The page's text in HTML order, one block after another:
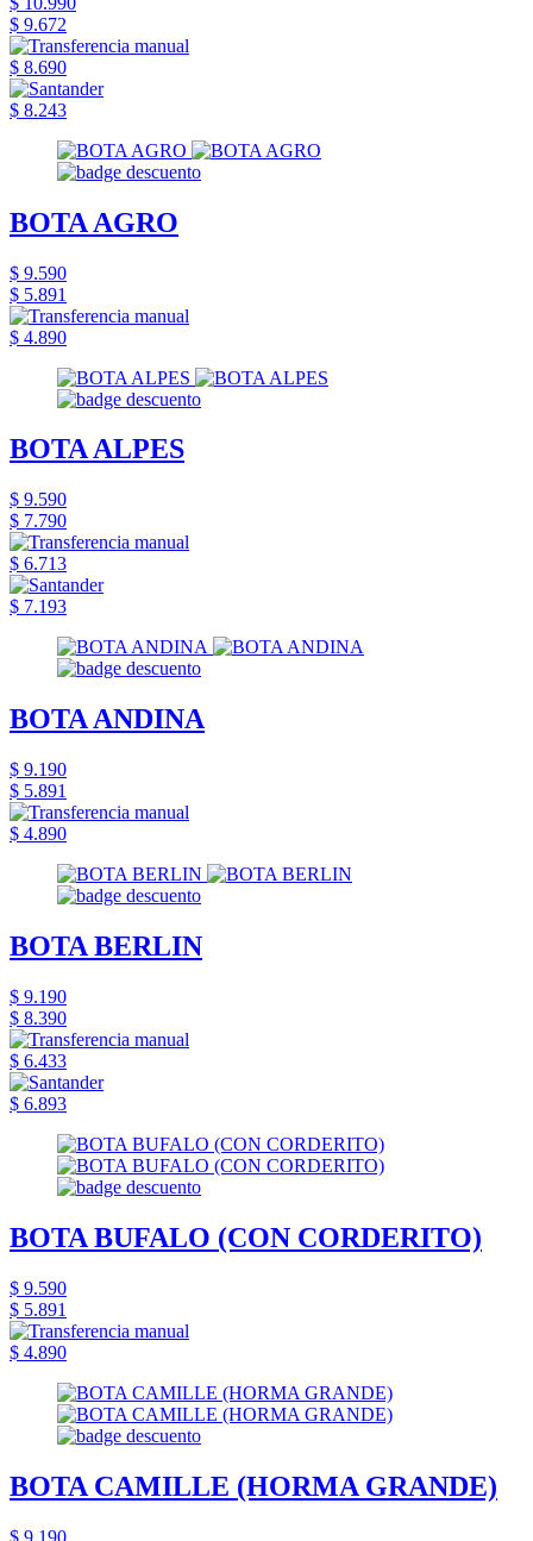
$ 9.672
$ 8.690
$ 8.243
BOTA AGRO
$ 9.590
$ 5.891
$ 4.890
BOTA ALPES
$ 9.590
$ 7.790
$ 6.713
$ 7.193
BOTA ANDINA
$ 9.190
$ 5.891
$ 4.890
BOTA BERLIN
$ 9.190
$ 8.390
$ 6.433
$ 6.893
BOTA BUFALO (CON CORDERITO)
$ 9.590
$ 5.891
$ 4.890
BOTA CAMILLE (HORMA GRANDE)
$ 9.190